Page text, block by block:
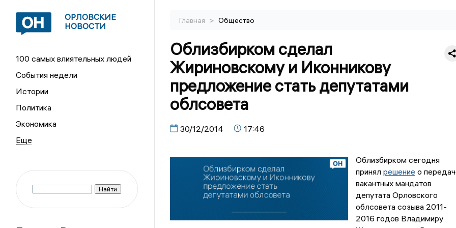
ОРЛОВСКИЕ
НОВОСТИ
100 самых влиятельных людей
События недели
Истории
Политика
Экономика
Главная > Общество
Облизбирком сделал
Жириновскому и Иконникову
предложение стать депутатами
облсовета
30/12/2014 17:46
Облизбирком сегодня
принял решение о
вакантных мандатов
депутата Орловского
облсовета созыва 2011-
2016 годов Владимиру